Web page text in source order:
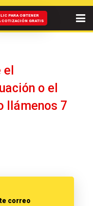
PARA OBTENER
COTIZACIÓN GRATIS
o el
llámenos 7
correo